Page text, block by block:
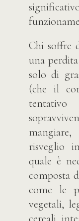
Chi soffre
una
solo di
(che il
risveglio
quale è
composta
come le
vegetali,